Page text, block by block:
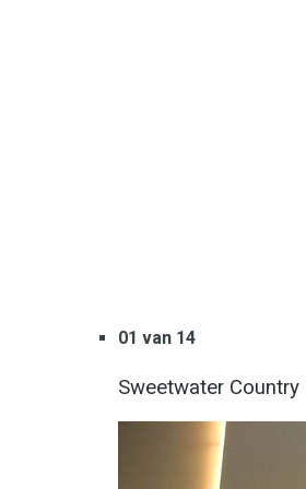
01 van 14
Sweetwater Country